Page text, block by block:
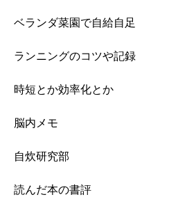
ベランダ菜園で自給自足
ランニングのコツや記録
時短とか効率化とか
脳内メモ
自炊研究部
読んだ本の書評